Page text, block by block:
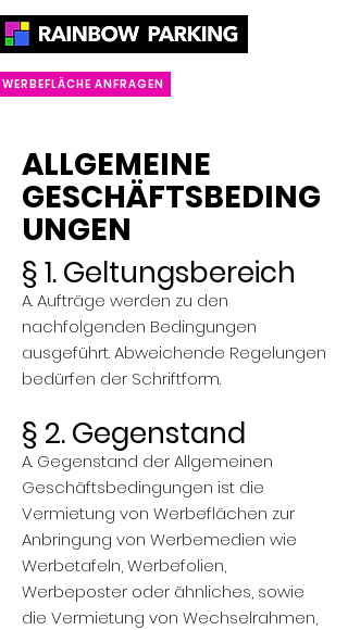
WERBEFLÄCHE ANFRAGEN
ALLGEMEINE
GESCHÄFTSBEDING
UNGEN
§ 1. Geltungsbereich
A. Aufträge werden zu den
nachfolgenden Bedingungen
ausgeführt. Abweichende Regelungen
bedürfen der Schriftform.
§ 2. Gegenstand
A. Gegenstand der Allgemeinen
Geschäftsbedingungen ist die
Vermietung von Werbeflächen zur
Anbringung von Werbemedien wie
Werbetafeln, Werbefolien,
Werbeposter oder ähnliches, sowie
die Vermietung von Wechselrahmen,